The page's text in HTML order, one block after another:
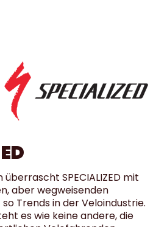
SPECIALIZED mit
aber wegweisenden
Trends in der Veloindustrie.
es wie keine andere, die